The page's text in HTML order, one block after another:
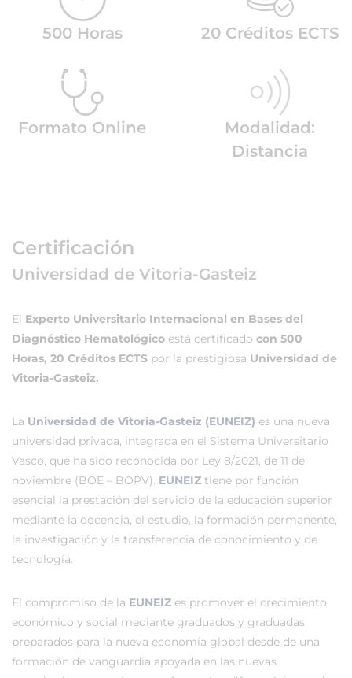
500 Horas 20 Créditos ECTS
Formato Online
Modalidad:
Distancia
Certificación
Universidad de Vitoria-Gasteiz
El Experto Universitario Internacional en Bases del
Diagnóstico Hematológico está certificado con 500
Horas, 20 Créditos ECTS por la prestigiosa Universidad de
Vitoria-Gasteiz.
La Universidad de Vitoria-Gasteiz (EUNEIZ) es una nueva
universidad privada, integrada en el Sistema Universitario
Vasco, que ha sido reconocida por Ley 8/2021, de 11 de
noviembre (BOE – BOPV). EUNEIZ tiene por función
esencial la prestación del servicio de la educación superior
mediante la docencia, el estudio, la formación permanente,
la investigación y la transferencia de conocimiento y de
tecnología.
El compromiso de la EUNEIZ es promover el crecimiento
económico y social mediante graduados y graduadas
preparados para la nueva economía global desde de una
formación de vanguardia apoyada en las nuevas